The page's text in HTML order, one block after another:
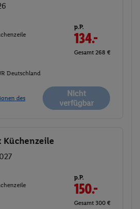
p.P.
134.-
Gesamt 268 €
Deutschland
des
Nicht
verfügbar
Küchenzeile
p.P.
150.-
Gesamt 300 €